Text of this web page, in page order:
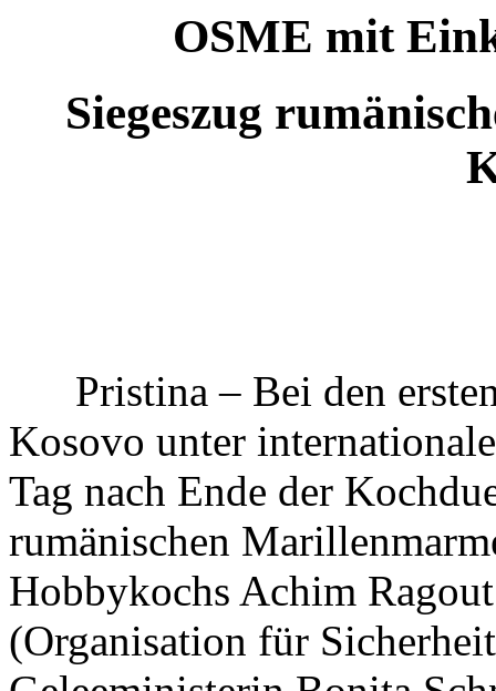
OSME mit
Siegeszug
Pristina – Bei den
Kosovo unter
Tag nach Ende der
rumänischen
Hobbykochs Achim
(Organisation für